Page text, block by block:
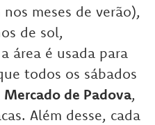
meses de verão),
de sol,
área é usada para
todos os sábados
Mercado de Padova,
Além desse, cada